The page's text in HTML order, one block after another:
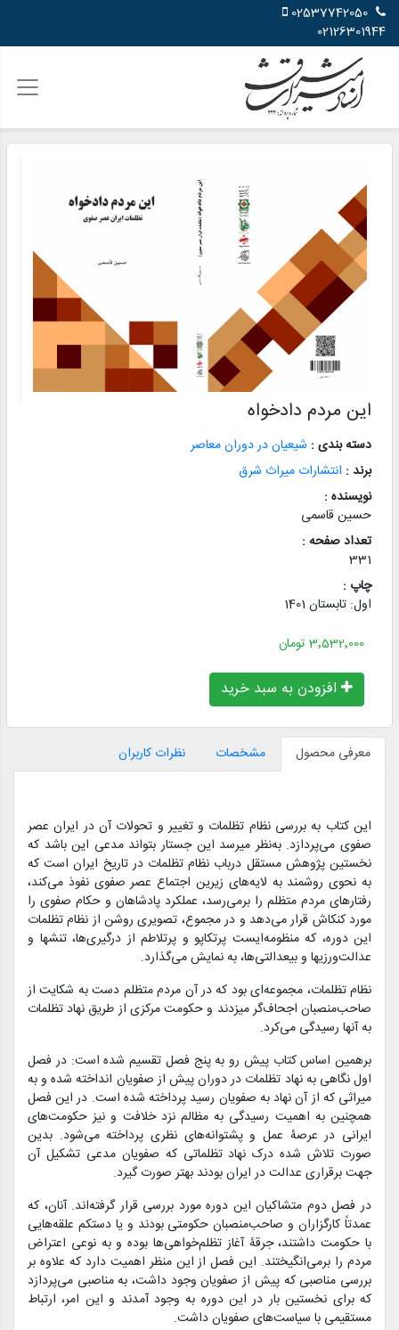
02126301944
این مردم دادخواه
دسته بندی : شیعیان در دوران معاصر
برند : انتشارات میراث شرق
نویسنده :
حسین قاسمی
تعداد صفحه :
331
چاپ :
اول: تابستان 1401
3٬532٬000 تومان
افزودن به سبد خرید
معرفی محصول مشخصات نظرات کاربران
اینکتاب به بررسی نظام تظلمات و تغییر و تحولات آندر ایران عصر
صفوی می‌پردازد.به‌نظر میرسد اینجستار بتواند مدعی این باشد که
نخستین پژوهش مستقل درباب نظام تظلمات در تاریخ ایران است که
به نحوی روشمند به لایه‌های زیرین اجتماع عصر صفوی نفوذ می‌کند،
رفتارهای مردم متظلم را برمی‌رسد، عملکرد پادشاهان و حکام صفوی را
مورد کنکاش قرار می‌دهد و درمجموع، تصویری روشن از نظام تظلمات
این دوره، که منظومه‌ایست پرتکاپو و پرتلاطم از درگیری‌ها، تنشها و
عدالت‌ورزیها و بیعدالتی‌ها، به نمایش می‌گذارد.
نظامتظلمات، مجموعه‌ایبود که در آن مردم متظلم دست به شکایت از
صاحب‌منصبان اجحاف‌گر میزدند و حکومتمرکزی از طریق نهاد تظلمات
به آنها رسیدگی می‌کرد.
برهمین اساسکتاب پیش رو بهپنج فصل تقسیم شده است: در فصل
اول نگاهی به نهاد تظلمات در دوران پیش از صفویان انداخته شده و به
میراثی که از آن نهاد به صفویان رسید پرداخته شده است. در این فصل
همچنین به اهمیت رسیدگی به مظالم نزد خلافت و نیز حکومت‌های
ایرانی در عرصۀ عمل و پشتوانه‌های نظری پرداخته می‌شود. بدین
صورت تلاش شده درک نهاد تظلماتی که صفویان مدعی تشکیل آن
جهت برقراری عدالت در ایران بودند بهتر صورت گیرد.
در فصل دوم متشاکیان این دوره مورد بررسی قرار گرفته‌اند. آنان، که
عمدتاً کارگزاران و صاحب‌منصبان حکومتی بودند و یا دستکم علقه‌هایی
با حکومت داشتند، جرقۀ آغاز تظلم‌خواهی‌ها بودهو به نوعی اعتراض
مردم را برمی‌انگیختند. این فصل از این منظر اهمیت دارد که علاوه بر
بررسی مناصبی که پیش از صفویان وجود داشت، به مناصبی می‌پردازد
که برای نخستینبار در این دوره به وجود آمدند و این امر، ارتباط
مستقیمی با سیاست‌های صفویان داشت.